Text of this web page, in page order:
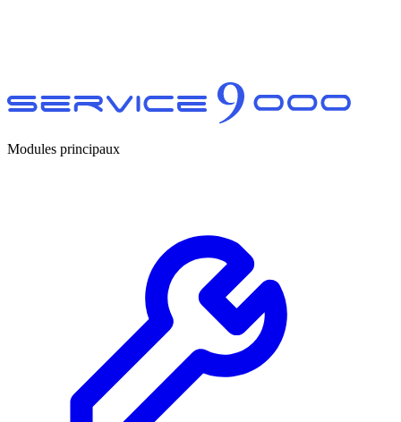
Modules principaux